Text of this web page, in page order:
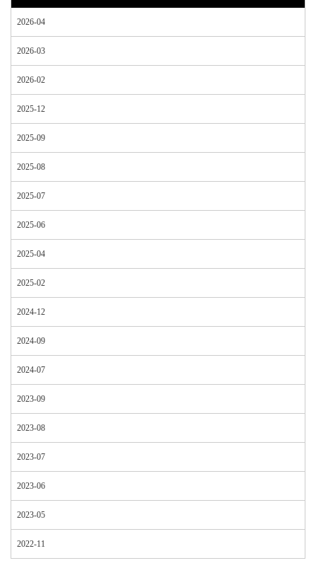
2026-04
2026-03
2026-02
2025-12
2025-09
2025-08
2025-07
2025-06
2025-04
2025-02
2024-12
2024-09
2024-07
2023-09
2023-08
2023-07
2023-06
2023-05
2022-11